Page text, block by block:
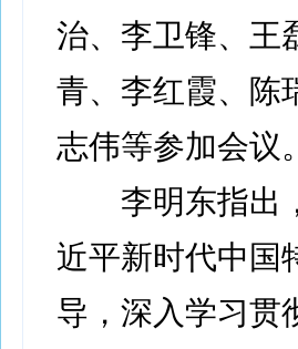
治、李卫锋、王
青、李红霞、陈
志伟等参加会议。
李明东指出，
近平新时代中国
导，深入学习贯